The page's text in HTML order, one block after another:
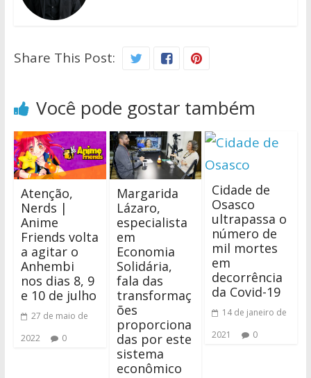
Share This Post:
Você pode gostar também
Atenção,
Nerds |
Anime
Friends volta
a agitar o
Anhembi
nos dias 8, 9
e 10 de julho
27 de maio de
2022
0
Margarida
Lázaro,
especialista
em
Economia
Solidária,
fala das
transformaç
ões
proporciona
das por este
sistema
econômico
Cidade de
Osasco
ultrapassa o
número de
mil mortes
em
decorrência
da Covid-19
14 de janeiro de
2021
0